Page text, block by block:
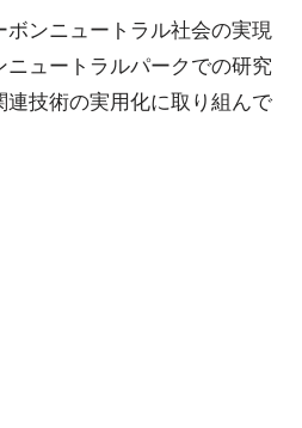
ンニュートラル社会の実現
ニュートラルパークでの研究
連技術の実用化に取り組んで